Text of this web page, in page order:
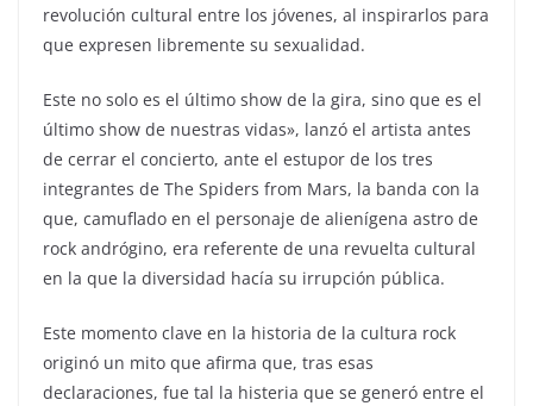
revolución cultural entre los jóvenes, al inspirarlos para
que expresen libremente su sexualidad.
Este no solo es el último show de la gira, sino que es el
último show de nuestras vidas», lanzó el artista antes
de cerrar el concierto, ante el estupor de los tres
integrantes de The Spiders from Mars, la banda con la
que, camuflado en el personaje de alienígena astro de
rock andrógino, era referente de una revuelta cultural
en la que la diversidad hacía su irrupción pública.
Este momento clave en la historia de la cultura rock
originó un mito que afirma que, tras esas
declaraciones, fue tal la histeria que se generó entre el